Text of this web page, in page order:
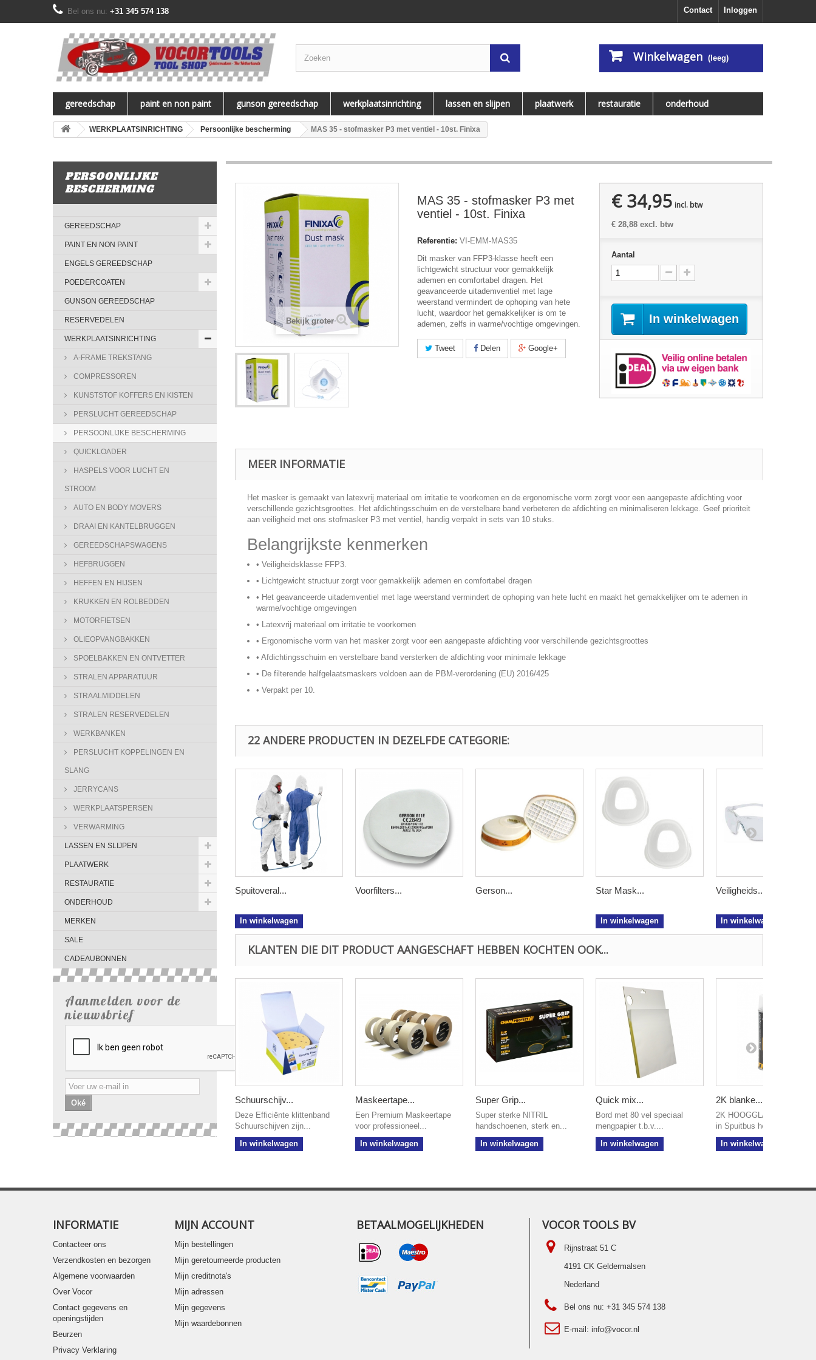
Inloggen
Contact
Bel ons nu: +31 345 574 138
Winkelwagen (leeg)
gereedschap paint en non paint gunson gereedschap werkplaatsinrichting lassen en slijpen plaatwerk restauratie onderhoud
WERKPLAATSINRICHTING Persoonlijke bescherming MAS 35 - stofmasker P3 met ventiel - 10st. Finixa
PERSOONLIJKE
BESCHERMING
GEREEDSCHAP
PAINT EN NON PAINT
ENGELS GEREEDSCHAP
POEDERCOATEN
GUNSON GEREEDSCHAP
RESERVEDELEN
WERKPLAATSINRICHTING
A-FRAME TREKSTANG
COMPRESSOREN
KUNSTSTOF KOFFERS EN KISTEN
PERSLUCHT GEREEDSCHAP
PERSOONLIJKE BESCHERMING
QUICKLOADER
HASPELS VOOR LUCHT EN
STROOM
AUTO EN BODY MOVERS
DRAAI EN KANTELBRUGGEN
GEREEDSCHAPSWAGENS
HEFBRUGGEN
HEFFEN EN HIJSEN
KRUKKEN EN ROLBEDDEN
MOTORFIETSEN
OLIEOPVANGBAKKEN
SPOELBAKKEN EN ONTVETTER
STRALEN APPARATUUR
STRAALMIDDELEN
STRALEN RESERVEDELEN
WERKBANKEN
PERSLUCHT KOPPELINGEN EN
SLANG
JERRYCANS
WERKPLAATSPERSEN
VERWARMING
LASSEN EN SLIJPEN
PLAATWERK
RESTAURATIE
ONDERHOUD
MERKEN
SALE
CADEAUBONNEN
Aanmelden voor de
nieuwsbrief
Oké
Bekijk groter
MAS 35 - stofmasker P3 met
ventiel - 10st. Finixa
Referentie: VI-EMM-MAS35
Dit masker van FFP3-klasse heeft een
lichtgewicht structuur voor gemakkelijk
ademen en comfortabel dragen. Het
geavanceerde uitademventiel met lage
weerstand vermindert de ophoping van hete
lucht, waardoor het gemakkelijker is om te
ademen, zelfs in warme/vochtige omgevingen.
Tweet Delen Google+
€ 34,95 incl. btw
€ 28,88 excl. btw
Aantal
In winkelwagen
MEER INFORMATIE
Het masker is gemaakt van latexvrij materiaal om irritatie te voorkomen en de ergonomische vorm zorgt voor een aangepaste afdichting voor
verschillende gezichtsgroottes. Het afdichtingsschuim en de verstelbare band verbeteren de afdichting en minimaliseren lekkage. Geef prioriteit
aan veiligheid met ons stofmasker P3 met ventiel, handig verpakt in sets van 10 stuks.
Belangrijkste kenmerken
• Veiligheidsklasse FFP3.
• Lichtgewicht structuur zorgt voor gemakkelijk ademen en comfortabel dragen
• Het geavanceerde uitademventiel met lage weerstand vermindert de ophoping van hete lucht en maakt het gemakkelijker om te ademen in
warme/vochtige omgevingen
• Latexvrij materiaal om irritatie te voorkomen
• Ergonomische vorm van het masker zorgt voor een aangepaste afdichting voor verschillende gezichtsgroottes
• Afdichtingsschuim en verstelbare band versterken de afdichting voor minimale lekkage
• De filterende halfgelaatsmaskers voldoen aan de PBM-verordening (EU) 2016/425
• Verpakt per 10.
22 ANDERE PRODUCTEN IN DEZELFDE CATEGORIE:
Spuitoveral...
In winkelwagen
Voorfilters... Gerson... Star Mask...
In winkelwagen
Veiligheids...
In winkelwagen
KLANTEN DIE DIT PRODUCT AANGESCHAFT HEBBEN KOCHTEN OOK...
Schuurschijv...
Deze Efficiënte klittenband
Schuurschijven zijn...
In winkelwagen
Maskeertape...
Een Premium Maskeertape
voor professioneel...
In winkelwagen
Super Grip...
Super sterke NITRIL
handschoenen, sterk en...
In winkelwagen
Quick mix...
Bord met 80 vel speciaal
mengpapier t.b.v....
In winkelwagen
2K blanke...
2K HOOGGLANS Blanke
in Spuitbus heeft een...
In winkelwagen
INFORMATIE
Contacteer ons
Verzendkosten en bezorgen
Algemene voorwaarden
Over Vocor
Contact gegevens en
openingstijden
Beurzen
Privacy Verklaring
MIJN ACCOUNT
Mijn bestellingen
Mijn geretourneerde producten
Mijn creditnota's
Mijn adressen
Mijn gegevens
Mijn waardebonnen
BETAALMOGELIJKHEDEN VOCOR TOOLS BV
Rijnstraat 51 C
4191 CK Geldermalsen
Nederland
Bel ons nu: +31 345 574 138
E-mail: info@vocor.nl